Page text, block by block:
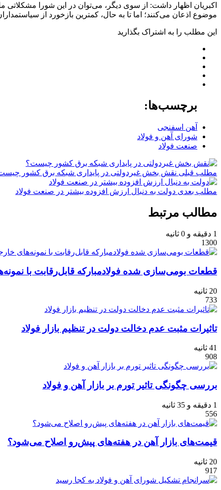
اکبریان اظهار داشت: از سوی دیگر، می‌توان در این شورا مشکلاتی
موضوع اذعان می‌کنند؛ اما تا به حال، کمترین بازخورد از
این مطلب را به اشتراک بگذارید
برچسب‌ها:
آهن اسفنجی
شورای آهن و فولاد
صنعت فولاد
مطلب قبلی نقش‌ بخش غیردولتی در پایداری شبکه برق کشور
مطلب بعدی دولت به دنبال ارزش افزوده بیشتر در صنعت فولاد
مطالب مرتبط
1 دقیقه و 0 ثانیه
1300
قطعات بومی‌سازی شده فولادمبارکه قابل‌رقابت با
20 ثانیه
733
تاثیرات مثبت عدم دخالت دولت در تنظیم بازار فولاد
41 ثانیه
908
بررسی چگونگی تاثیر تورم بر بازار آهن و فولاد
1 دقیقه و 35 ثانیه
556
قیمت‌های بازار آهن در هفته‌های پیش‌رو اصلاح می‌شود؟
20 ثانیه
917